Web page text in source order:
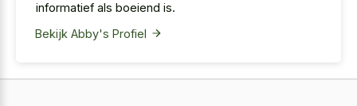
informatief als boeiend is.
Bekijk Abby's Profiel